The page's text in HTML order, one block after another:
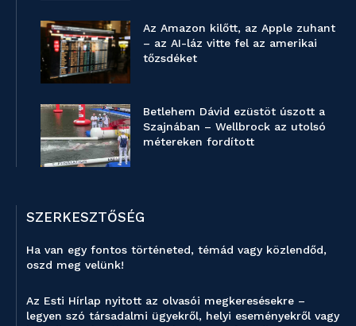
Az Amazon kilőtt, az Apple zuhant
– az AI-láz vitte fel az amerikai
tőzsdéket
Betlehem Dávid ezüstöt úszott a
Szajnában – Wellbrock az utolsó
métereken fordított
SZERKESZTŐSÉG
Ha van egy fontos történeted, témád vagy közlendőd,
oszd meg velünk!
Az Esti Hírlap nyitott az olvasói megkeresésekre –
legyen szó társadalmi ügyekről, helyi eseményekről vagy